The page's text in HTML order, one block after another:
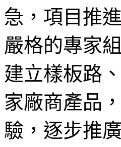
急，項目推
嚴格的專家
建立樣板路
家廠商產品
驗，逐步推